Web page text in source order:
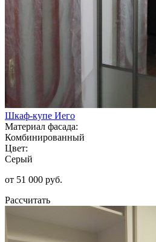
Шкаф-купе Иего
Материал фасада:
Комбинированный
Цвет:
Серый
от 51 000 руб.
Рассчитать